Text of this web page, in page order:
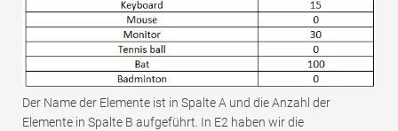
Der Name der Elemente ist in Spalte A und die Anzahl der
Elemente in Spalte B aufgeführt. In E2 haben wir die